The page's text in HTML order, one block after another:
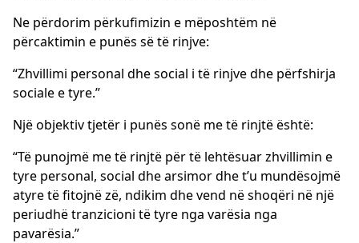
Ne përdorim përkufimizin e mëposhtëm në
përcaktimin e punës së të rinjve:
“Zhvillimi personal dhe social i të rinjve dhe përfshirja
sociale e tyre.”
Një objektiv tjetër i punës sonë me të rinjtë është:
“Të punojmë me të rinjtë për të lehtësuar zhvillimin e
tyre personal, social dhe arsimor dhe t’u mundësojmë
atyre të fitojnë zë, ndikim dhe vend në shoqëri në një
periudhë tranzicioni të tyre nga varësia nga
pavarësia.”